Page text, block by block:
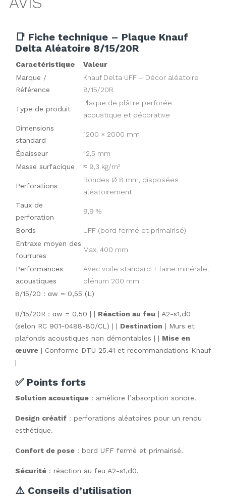
📑 Fiche technique – Plaque Knauf
Delta Aléatoire 8/15/20R
Caractéristique
Valeur
Marque /
Référence
Knauf Delta UFF – Décor aléatoire
8/15/20R
Type de produit
Plaque de plâtre perforée
acoustique et décorative
Dimensions
standard
1200 × 2000 mm
Épaisseur
12,5 mm
Masse surfacique
≈ 9,3 kg/m²
Perforations
Rondes Ø 8 mm, disposées
aléatoirement
Taux de
perforation
9,9 %
Bords
UFF (bord fermé et primairisé)
Entraxe moyen des
fourrures
Max. 400 mm
Performances
acoustiques
Avec voile standard + laine minérale,
plénum 200 mm :
8/15/20 : αw = 0,55 (L)
8/15/20R : αw = 0,50 | | Réaction au feu | A2-s1,d0
(selon RC 901-0488-80/CL) | | Destination | Murs et
plafonds acoustiques non démontables | | Mise en
œuvre | Conforme DTU 25.41 et recommandations Knauf
|
✅ Points forts
Solution acoustique : améliore l’absorption sonore.
Design créatif : perforations aléatoires pour un rendu
esthétique.
Confort de pose : bord UFF fermé et primairisé.
Sécurité : réaction au feu A2-s1,d0.
⚠️ Conseils d’utilisation